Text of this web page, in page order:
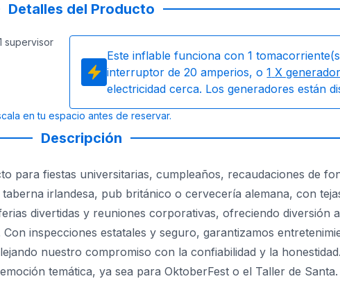
Detalles del Producto
supervisor
Este inflable funciona con 1
interruptor de 20 amperios, o 1 X
electricidad cerca. Los generadores están
en tu espacio antes de reservar.
Descripción
para fiestas universitarias, cumpleaños, recaudaciones de
irlandesa, pub británico o cervecería alemana, con
divertidas y reuniones corporativas, ofreciendo diversión
inspecciones estatales y seguro, garantizamos
nuestro compromiso con la confiabilidad y la
temática, ya sea para OktoberFest o el Taller de Santa.